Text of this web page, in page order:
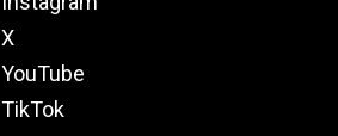
X
YouTube
TikTok